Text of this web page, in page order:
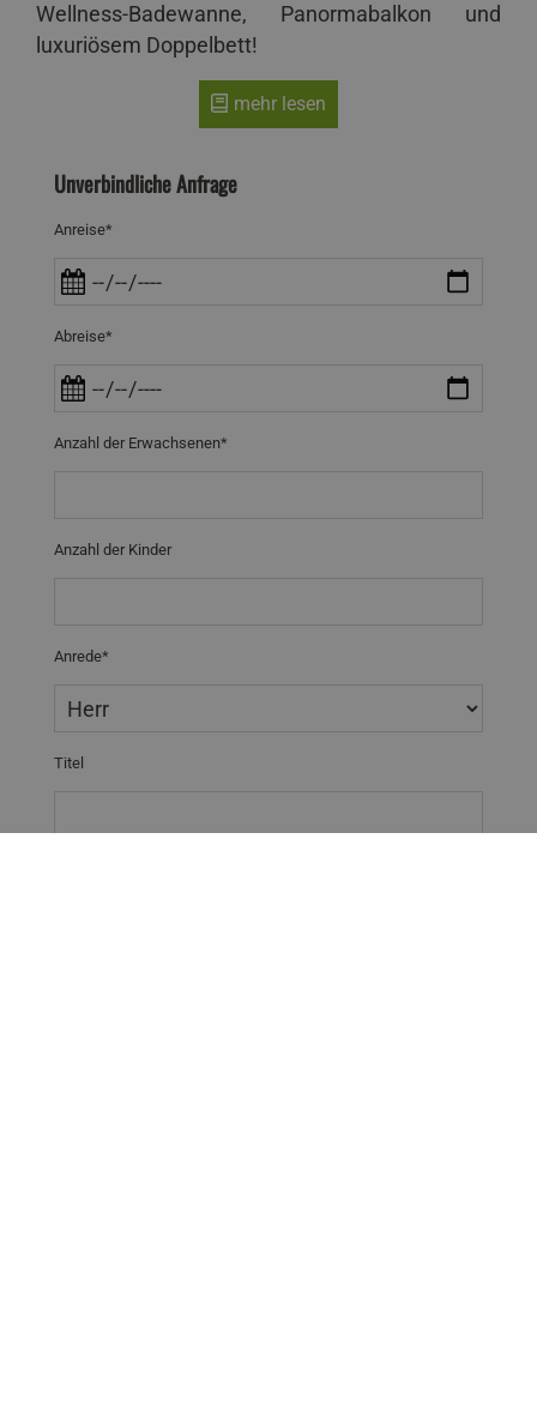
Wellness-Badewanne, Panormabalkon und
luxuriösem Doppelbett!
mehr lesen
Unverbindliche Anfrage
Anreise*
Abreise*
Anzahl der Erwachsenen*
Anzahl der Kinder
Anrede*
Titel